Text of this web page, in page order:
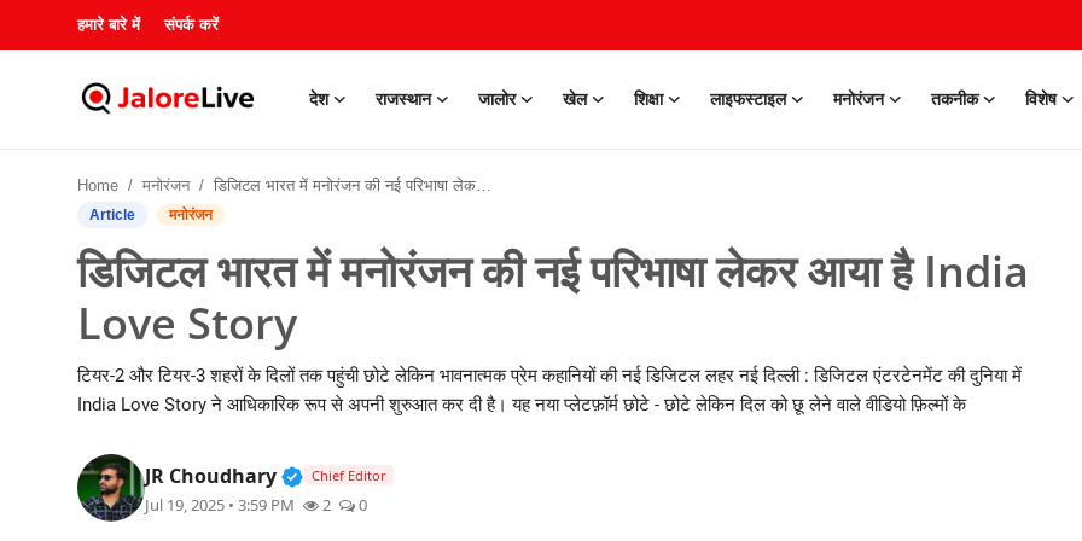
हमारे बारे में संपर्क करें
देश राजस्थान जालोर खेल शिक्षा लाइफस्टाइल मनोरंजन तकनीक विशेष
राजस्थान
Home मनोरंजन डिजिटल भारत में मनोरंजन की नई परिभाषा लेकर आया है India Love Story
Article मनोरंजन
डिजिटल भारत में मनोरंजन की नई परिभाषा लेकर आया है India
Love Story
टियर-2 और टियर-3 शहरों के दिलों तक पहुंची छोटे लेकिन भावनात्मक प्रेम कहानियों की नई डिजिटल लहर नई दिल्ली : डिजिटल एंटरटेनमेंट की दुनिया में
India Love Story ने आधिकारिक रूप से अपनी शुरुआत कर दी है। यह नया प्लेटफ़ॉर्म छोटे - छोटे लेकिन दिल को छू लेने वाले वीडियो फ़िल्मों के
JR Choudhary Verified Public Figure • 30 Mar, 2026
Chief Editor
Jul 19, 2025 • 3:59 PM 2 0